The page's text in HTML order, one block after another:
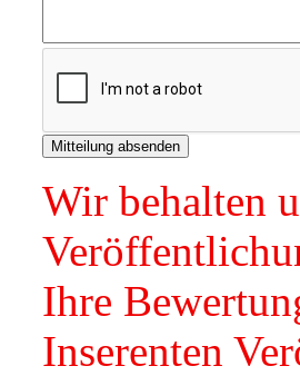
Wir behalten
Ihre
Inserenten